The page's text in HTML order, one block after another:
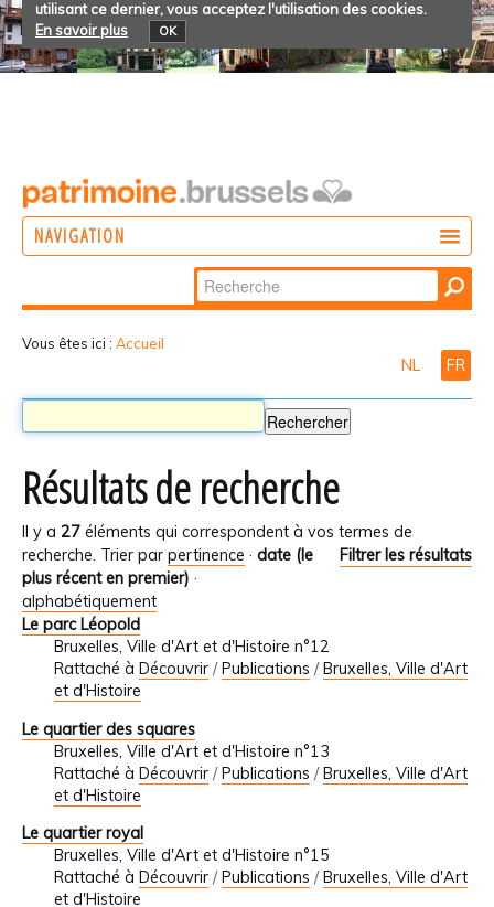
utilisant ce dernier, vous acceptez l'utilisation des cookies.
En savoir plus
OK
NAVIGATION
Chercher par
Recherche
Vous êtes ici : Accueil
NL FR
Résultats de recherche
Il y a 27 éléments qui correspondent à vos termes de
recherche.
Filtrer les résultats
Trier par pertinence · date (le
plus récent en premier) ·
alphabétiquement
Le parc Léopold
Bruxelles, Ville d'Art et d'Histoire n°12
Rattaché à Découvrir /Publications /Bruxelles, Ville d'Art
et d'Histoire
Le quartier des squares
Bruxelles, Ville d'Art et d'Histoire n°13
Rattaché à Découvrir /Publications /Bruxelles, Ville d'Art
et d'Histoire
Le quartier royal
Bruxelles, Ville d'Art et d'Histoire n°15
Rattaché à Découvrir /Publications /Bruxelles, Ville d'Art
et d'Histoire